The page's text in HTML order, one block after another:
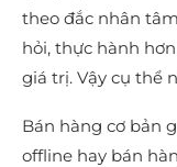
theo đắc nhân
hỏi, thực hành
giá trị. Vậy cụ thể
Bán hàng cơ bản
offline hay bán